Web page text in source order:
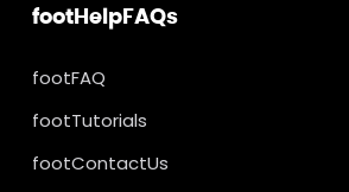
footHelpFAQs
footFAQ
footTutorials
footContactUs